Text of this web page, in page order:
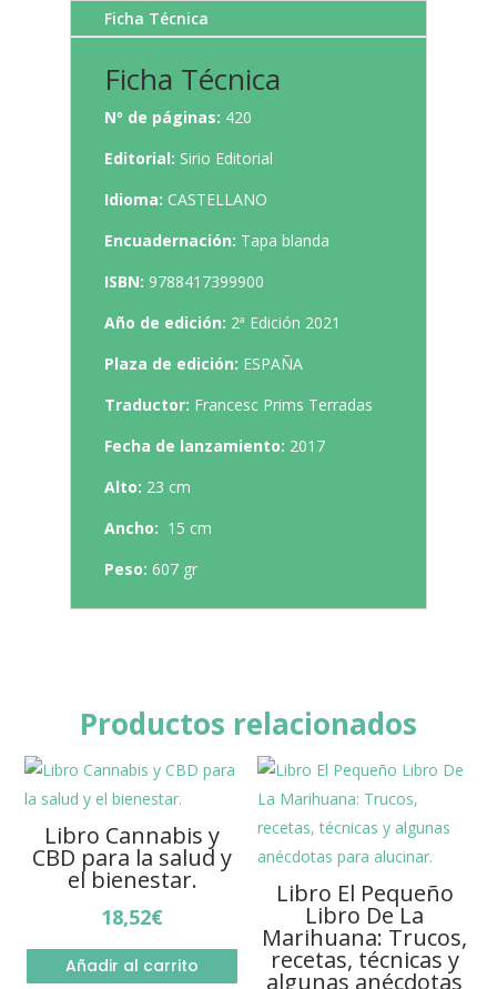
Ficha Técnica
Ficha Técnica
Nº de páginas: 420
Editorial: Sirio Editorial
Idioma: CASTELLANO
Encuadernación: Tapa blanda
ISBN: 9788417399900
Año de edición: 2ª Edición 2021
Plaza de edición: ESPAÑA
Traductor: Francesc Prims Terradas
Fecha de lanzamiento: 2017
Alto: 23 cm
Ancho: 15 cm
Peso: 607 gr
Productos relacionados
Libro Cannabis y
CBD para la salud y
el bienestar.
18,52€
Añadir al carrito
Libro El Pequeño
Libro De La
Marihuana: Trucos,
recetas, técnicas y
algunas anécdotas